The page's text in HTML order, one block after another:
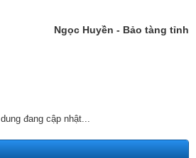
Ngọc Huyền - Bảo tàng tỉnh
đang cập nhật...
dẫn thi hành Nghị quyết số
đặc biệt tạo đột phá trong xây dựng
luật)